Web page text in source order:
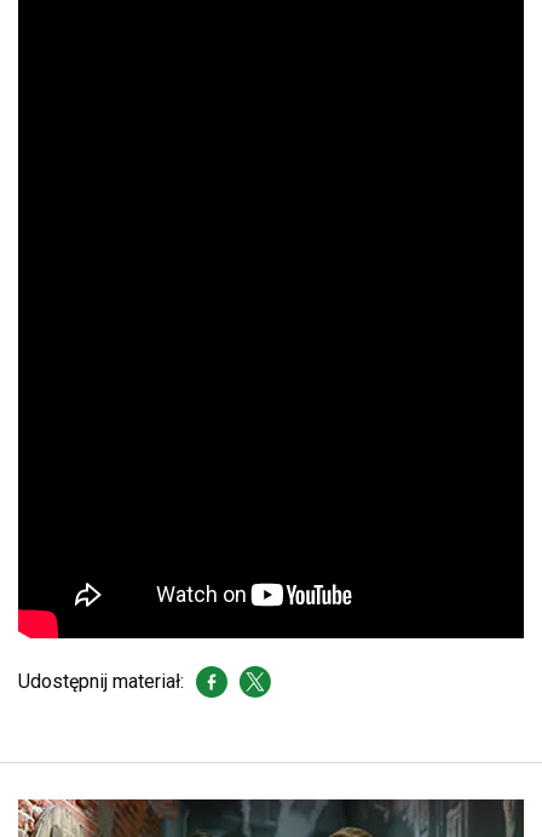
Udostępnij materiał: